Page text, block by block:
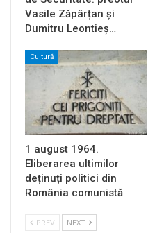
Vasile Zăpârțan și
Dumitru Leontieș…
Cultură
1 august 1964.
Eliberarea ultimilor
deținuți politici din
România comunistă
PREV NEXT